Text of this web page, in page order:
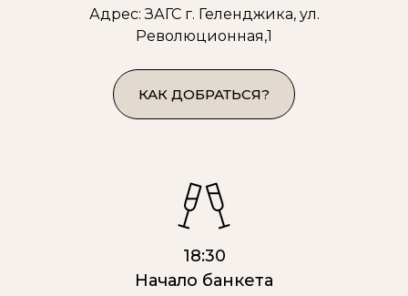
18:30
Начало банкета
Адрес: ЗАГС г. Геленджика, ул.
Революционная,1
КАК ДОБРАТЬСЯ?